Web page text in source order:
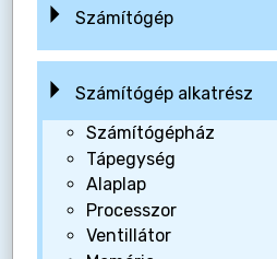
Számítógép
Számítógép alkatrész
Számítógépház
Tápegység
Alaplap
Processzor
Ventillátor